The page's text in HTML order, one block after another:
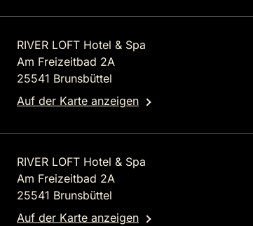
RIVER LOFT Hotel & Spa
Am Freizeitbad 2A
25541 Brunsbüttel
Auf der Karte anzeigen
RIVER LOFT Hotel & Spa
Am Freizeitbad 2A
25541 Brunsbüttel
Auf der Karte anzeigen